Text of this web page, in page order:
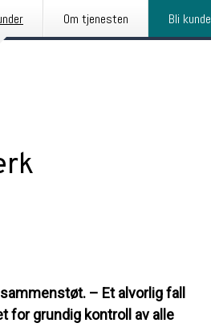
Om tjenesten Bli kunde
– Et alvorlig fall
for grundig kontroll av alle